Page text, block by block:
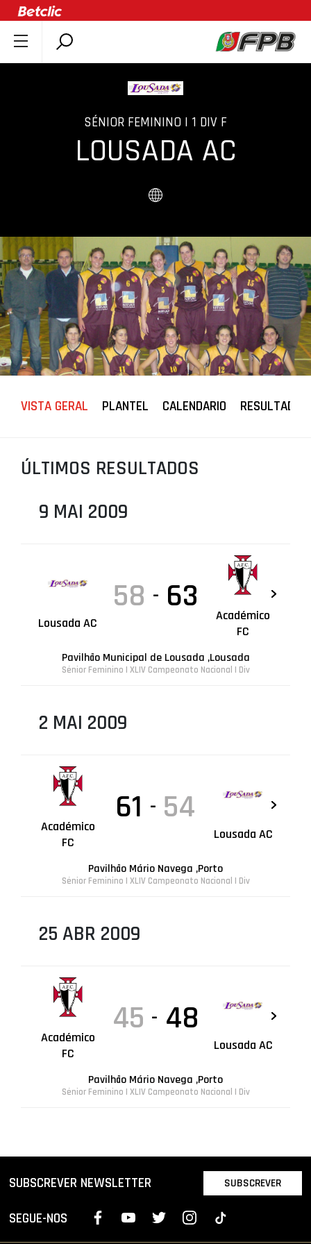
SOBRE A FPB
COMPETIÇÕES
ASSOCIAÇÕES
AGENDA
SELEÇÕES
MINIBASQUETE
ÁREA TÉCNICA
PROJETOS
LIGA BETCLIC MASCULINA
SÉNIOR FEMININO | 1 DIV F
LOUSADA AC
VISTA GERAL PLANTEL CALENDARIO RESULTADOS
ÚLTIMOS RESULTADOS
9 MAI 2009
Lousada AC
58 - 63
Académico
FC
Pavilhão Municipal de Lousada ,Lousada
Sénior Feminino | XLIV Campeonato Nacional I Div
2 MAI 2009
Académico
FC
61 - 54
Lousada AC
Pavilhão Mário Navega ,Porto
Sénior Feminino | XLIV Campeonato Nacional I Div
25 ABR 2009
Académico
FC
45 - 48
Lousada AC
Pavilhão Mário Navega ,Porto
Sénior Feminino | XLIV Campeonato Nacional I Div
SUBSCREVER NEWSLETTER SUBSCREVER
SEGUE-NOS